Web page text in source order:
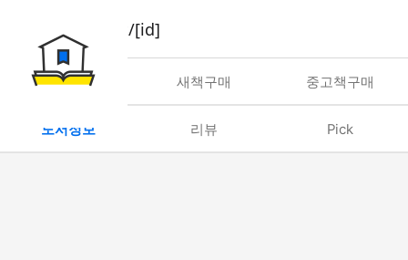
book/rent/[id]
대여 새책구매 중고책구매
도서정보 리뷰 Pick